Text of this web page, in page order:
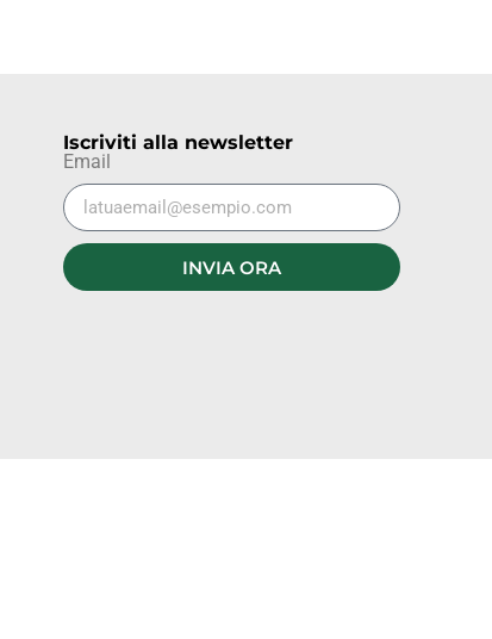
Iscriviti alla newsletter
Email
INVIA ORA